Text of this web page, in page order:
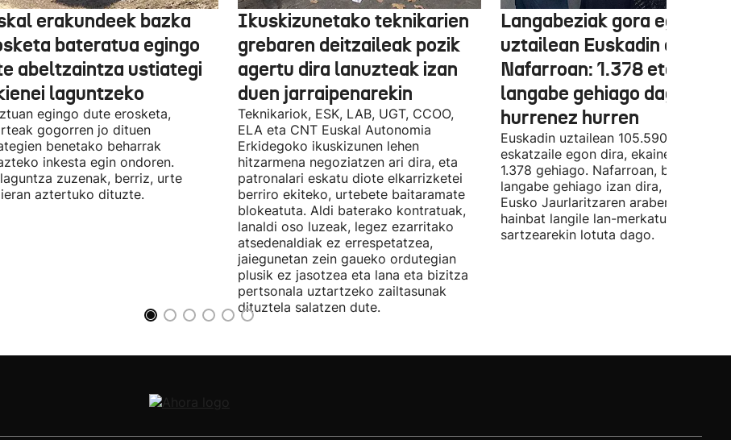
erakundeek bazka
bateratua egingo
abeltzaintza ustiategi
laguntzeko
egingo dute erosketa,
gogorren jo dituen
benetako beharrak
inkesta egin ondoren.
zuzenak, berriz, urte
aztertuko dituzte.
Ikuskizunetako teknikarien
grebaren deitzaileak pozik
agertu dira lanuzteak izan
duen jarraipenarekin
Teknikariok, ESK, LAB, UGT, CCOO,
ELA eta CNT Euskal Autonomia
Erkidegoko ikuskizunen lehen
hitzarmena negoziatzen ari dira, eta
patronalari eskatu diote elkarrizketei
berriro ekiteko, urtebete baitaramate
blokeatuta. Aldi baterako kontratuak,
lanaldi oso luzeak, legez ezarritako
atsedenaldiak ez errespetatzea,
jaiegunetan zein gaueko ordutegian
plusik ez jasotzea eta lana eta bizitza
pertsonala uztartzeko zailtasunak
dituztela salatzen dute.
Langabeziak gora egin du
uztailean Euskadin eta
Nafarroan: 1.378 eta 534
langabe gehiago dago,
hurrenez hurren
Euskadin uztailean 105.590 enplegu-
eskatzaile egon dira, ekainean baino
1.378 gehiago. Nafarroan, berriz, 534
langabe gehiago izan dira, 28.843.
Eusko Jaurlaritzaren arabera, datu
hainbat langile lan-merkatuan
sartzearekin lotuta dago.